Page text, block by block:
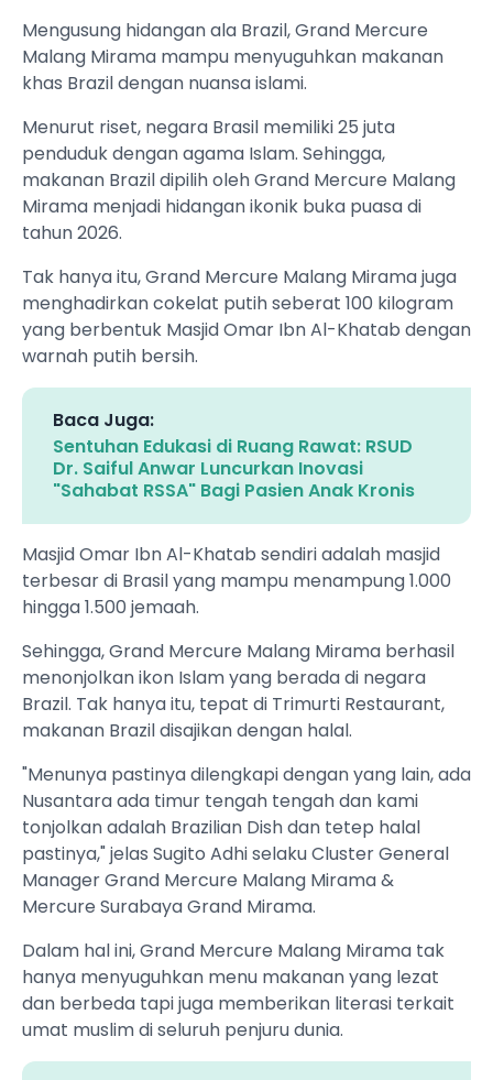
Mengusung hidangan ala Brazil, Grand Mercure
Malang Mirama mampu menyuguhkan makanan
khas Brazil dengan nuansa islami.
Menurut riset, negara Brasil memiliki 25 juta
penduduk dengan agama Islam. Sehingga,
makanan Brazil dipilih oleh Grand Mercure Malang
Mirama menjadi hidangan ikonik buka puasa di
tahun 2026.
Tak hanya itu, Grand Mercure Malang Mirama juga
menghadirkan cokelat putih seberat 100 kilogram
yang berbentuk Masjid Omar Ibn Al-Khatab dengan
warnah putih bersih.
Baca Juga:
Sentuhan Edukasi di Ruang Rawat: RSUD
Dr. Saiful Anwar Luncurkan Inovasi
"Sahabat RSSA" Bagi Pasien Anak Kronis
Masjid Omar Ibn Al-Khatab sendiri adalah masjid
terbesar di Brasil yang mampu menampung 1.000
hingga 1.500 jemaah.
Sehingga, Grand Mercure Malang Mirama berhasil
menonjolkan ikon Islam yang berada di negara
Brazil. Tak hanya itu, tepat di Trimurti Restaurant,
makanan Brazil disajikan dengan halal.
"Menunya pastinya dilengkapi dengan yang lain, ada
Nusantara ada timur tengah tengah dan kami
tonjolkan adalah Brazilian Dish dan tetep halal
pastinya," jelas Sugito Adhi selaku Cluster General
Manager Grand Mercure Malang Mirama &
Mercure Surabaya Grand Mirama.
Dalam hal ini, Grand Mercure Malang Mirama tak
hanya menyuguhkan menu makanan yang lezat
dan berbeda tapi juga memberikan literasi terkait
umat muslim di seluruh penjuru dunia.